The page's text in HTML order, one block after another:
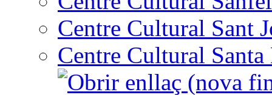
Centre Cultural Sant
Centre Cultural